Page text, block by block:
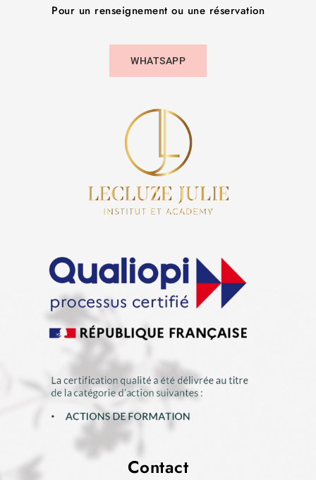
Pour un renseignement ou une réservation
WHATSAPP
Contact